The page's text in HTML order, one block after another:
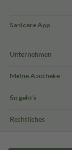
Sanicare App
Unternehmen
Meine Apotheke
So geht's
Rechtliches